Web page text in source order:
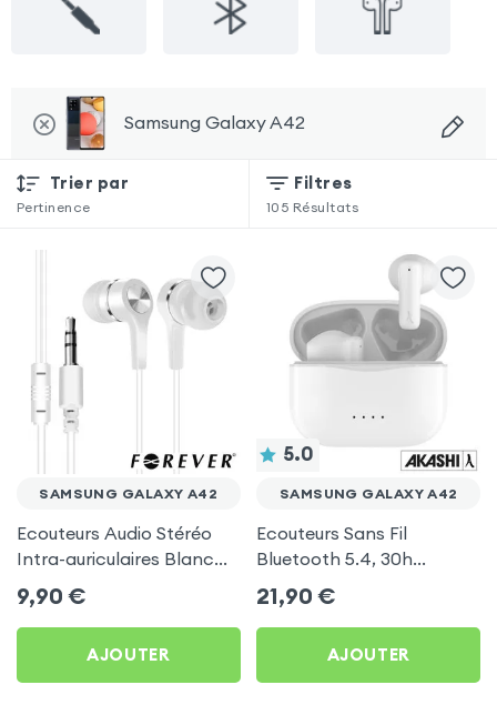
Samsung Galaxy A42
Trier par
Pertinence
Filtres
105 Résultats
SAMSUNG GALAXY A42
Ecouteurs Audio Stéréo
Intra-auriculaires Blanc
by Forever pour Samsung
Galaxy A42
9,90 €
AJOUTER
5.0
SAMSUNG GALAXY A42
Ecouteurs Sans Fil
Bluetooth 5.4, 30h
d'autonomie, Son Stéréo,
Akashi - Blanc pour
Samsung Galaxy A42
21,90 €
AJOUTER